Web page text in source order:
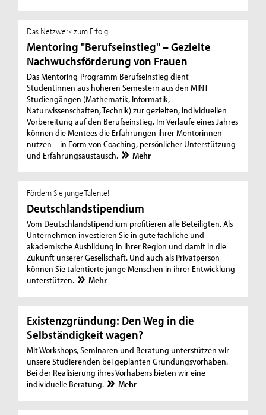
Das Netzwerk zum Erfolg!
Mentoring "Berufseinstieg" – Gezielte
Nachwuchsförderung von Frauen
Das Mentoring-Programm Berufseinstieg dient
Studentinnen aus höheren Semestern aus den MINT-
Studiengängen (Mathematik, Informatik,
Naturwissenschaften, Technik) zur gezielten, individuellen
Vorbereitung auf den Berufseinstieg. Im Verlaufe eines Jahres
können die Mentees die Erfahrungen ihrer Mentorinnen
nutzen – in Form von Coaching, persönlicher Unterstützung
und Erfahrungsaustausch.
Mehr
Fördern Sie junge Talente!
Deutschlandstipendium
Vom Deutschlandstipendium profitieren alle Beteiligten. Als
Unternehmen investieren Sie in gute fachliche und
akademische Ausbildung in Ihrer Region und damit in die
Zukunft unserer Gesellschaft. Und auch als Privatperson
können Sie talentierte junge Menschen in ihrer Entwicklung
unterstützen.
Mehr
Existenzgründung: Den Weg in die
Selbständigkeit wagen?
Mit Workshops, Seminaren und Beratung unterstützen wir
unsere Studierenden bei geplanten Gründungsvorhaben.
Bei der Realisierung ihres Vorhabens bieten wir eine
individuelle Beratung.
Mehr